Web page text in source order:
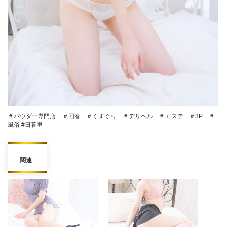
＃パウダー専門店 ＃回春 ＃くすぐり ＃デリヘル ＃エステ ＃3P ＃
風俗 #日暮里
関連